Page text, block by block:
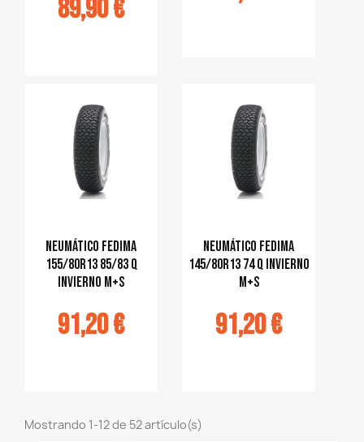
89,90 €
Neumático Fedima
155/80R13 85/83 Q
INVIERNO M+S
91,20 €
panier
Neumático Fedima
145/80R13 74 Q INVIERNO
M+S
91,20 €
panier
Mostrando 1-12 de 52 artículo(s)